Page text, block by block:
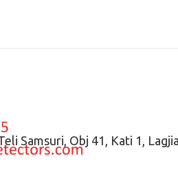
Samsuri, Obj 41, Kati 1,